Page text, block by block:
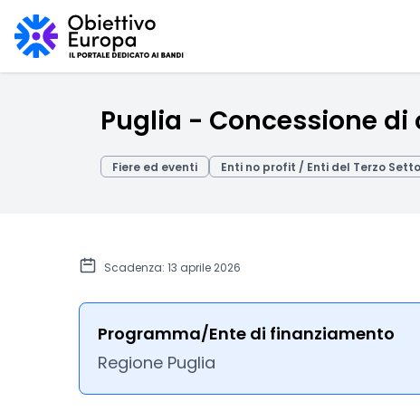
Puglia - Concessione
Fiere ed eventi Enti no profit / Enti del Terzo
Scadenza: 13 aprile 2026
Programma/Ente di finanziamento
Regione Puglia